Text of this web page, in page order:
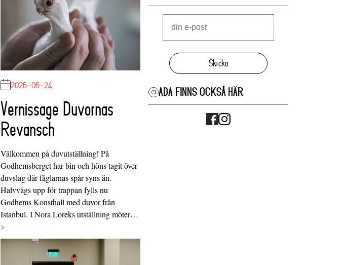
2026-06-24
Vernissage Duvornas
Revansch
Välkommen på duvutställning! På
Godhemsberget har bin och höns tagit över
duvslag där fåglarnas spår syns än.
Halvvägs upp för trappan fylls nu
Godhems Konsthall med duvor från
Istanbul. I Nora Loreks utställning möter…
>
Skicka
ADA FINNS OCKSÅ HÄR